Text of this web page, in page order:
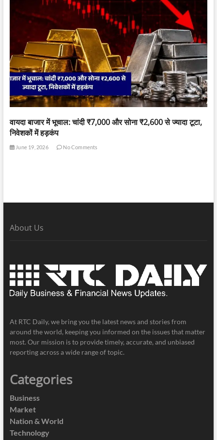
वायदा बाजार में भूचाल: चांदी ₹7,000 और सोना ₹2,600 से ज्यादा टूटा,
निवेशकों में हड़कंप
June 19, 2026 No Comments
About Us
At RTC Daily, we bring you the latest news and stories from
around the world, keeping you informed on the issues that matter
most. Our mission is to provide timely, accurate, and unbiased
reporting across a wide range of topic.
Categories
Business
Market
Nation & World
Technology